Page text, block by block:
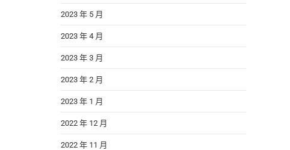
2023 年 5 月
2023 年 4 月
2023 年 3 月
2023 年 2 月
2023 年 1 月
2022 年 12 月
2022 年 11 月